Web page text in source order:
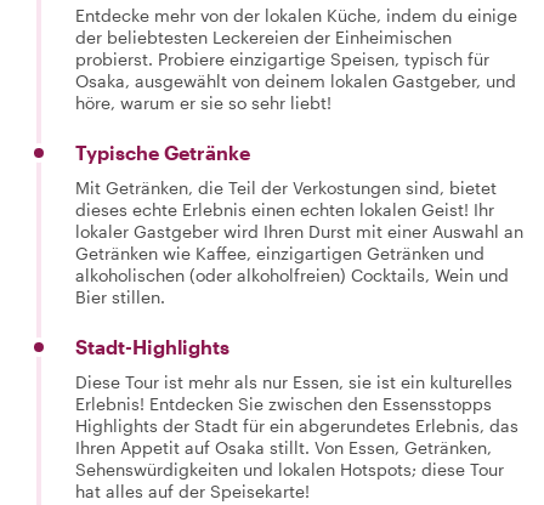
Entdecke mehr von der lokalen Küche, indem du einige
der beliebtesten Leckereien der Einheimischen
probierst. Probiere einzigartige Speisen, typisch für
Osaka, ausgewählt von deinem lokalen Gastgeber, und
höre, warum er sie so sehr liebt!
Typische Getränke
Mit Getränken, die Teil der Verkostungen sind, bietet
dieses echte Erlebnis einen echten lokalen Geist! Ihr
lokaler Gastgeber wird Ihren Durst mit einer Auswahl an
Getränken wie Kaffee, einzigartigen Getränken und
alkoholischen (oder alkoholfreien) Cocktails, Wein und
Bier stillen.
Stadt-Highlights
Diese Tour ist mehr als nur Essen, sie ist ein kulturelles
Erlebnis! Entdecken Sie zwischen den Essensstopps
Highlights der Stadt für ein abgerundetes Erlebnis, das
Ihren Appetit auf Osaka stillt. Von Essen, Getränken,
Sehenswürdigkeiten und lokalen Hotspots; diese Tour
hat alles auf der Speisekarte!